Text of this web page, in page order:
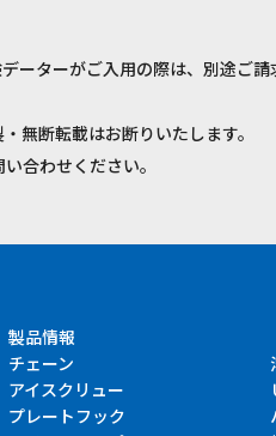
ターがご入用の際は、別途ご請
無断転載はお断りいたします。
合わせください。
製品情報
チェーン
アイスクリュー
プレートフック